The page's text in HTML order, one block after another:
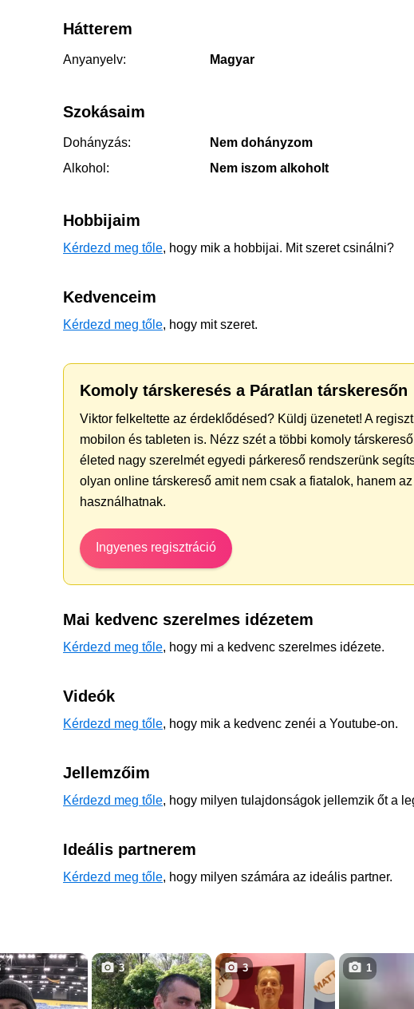
Hátterem
Anyanyelv: Magyar
Szokásaim
Dohányzás:
Nem dohányzom
Alkohol:
Nem iszom alkoholt
Hobbijaim
Kérdezd meg tőle, hogy mik a hobbijai. Mit szeret csinálni?
Kedvenceim
Kérdezd meg tőle, hogy mit szeret.
Komoly társkeresés a Páratlan társkeresőn
Viktor felkeltette az érdeklődésed? Küldj üzenetet! A
mobilon és tableten is. Nézz szét a többi komoly
életed nagy szerelmét egyedi párkereső rendszerünk
olyan online társkereső amit nem csak a fiatalok, hanem
használhatnak.
Ingyenes regisztráció
Mai kedvenc szerelmes idézetem
Kérdezd meg tőle, hogy mi a kedvenc szerelmes idézete.
Videók
Kérdezd meg tőle, hogy mik a kedvenc zenéi a Youtube-on.
Jellemzőim
Kérdezd meg tőle, hogy milyen tulajdonságok jellemzik őt a
Ideális partnerem
Kérdezd meg tőle, hogy milyen számára az ideális partner.
3 3 1